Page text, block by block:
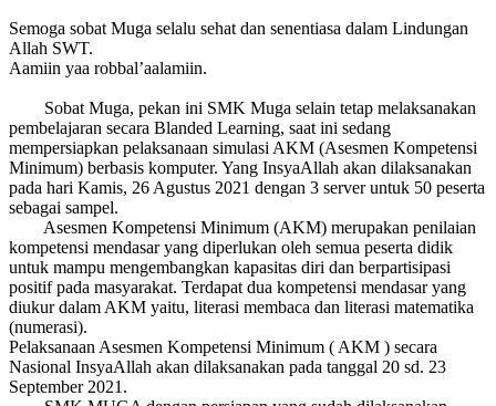
Semoga sobat Muga selalu sehat dan senentiasa dalam Lindungan
Allah SWT.
Aamiin yaa robbal’aalamiin.
Sobat Muga, pekan ini SMK Muga selain tetap melaksanakan
pembelajaran secara Blanded Learning, saat ini sedang
mempersiapkan pelaksanaan simulasi AKM (Asesmen Kompetensi
Minimum) berbasis komputer. Yang InsyaAllah akan dilaksanakan
pada hari Kamis, 26 Agustus 2021 dengan 3 server untuk 50 peserta
sebagai sampel.
Asesmen Kompetensi Minimum (AKM) merupakan penilaian
kompetensi mendasar yang diperlukan oleh semua peserta didik
untuk mampu mengembangkan kapasitas diri dan berpartisipasi
positif pada masyarakat. Terdapat dua kompetensi mendasar yang
diukur dalam AKM yaitu, literasi membaca dan literasi matematika
(numerasi).
Pelaksanaan Asesmen Kompetensi Minimum ( AKM ) secara
Nasional InsyaAllah akan dilaksanakan pada tanggal 20 sd. 23
September 2021.